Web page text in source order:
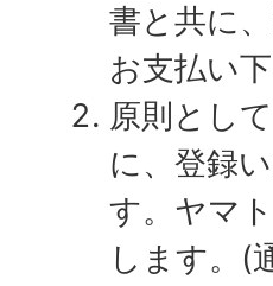
書と共に
お支払い下
原則とし
に、登録
す。ヤマ
します。(